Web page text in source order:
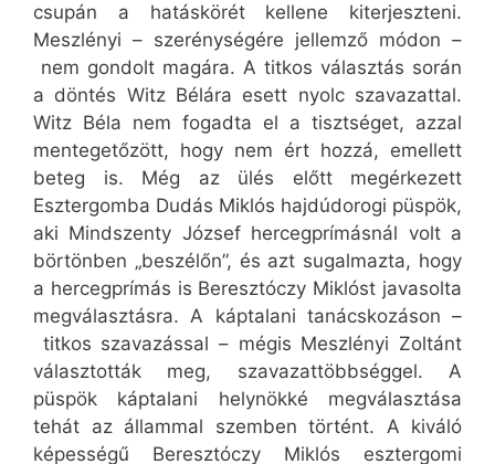
csupán a hatáskörét kellene kiterjeszteni.
Meszlényi – szerénységére jellemző módon –
nem gondolt magára. A titkos választás során
a döntés Witz Bélára esett nyolc szavazattal.
Witz Béla nem fogadta el a tisztséget, azzal
mentegetőzött, hogy nem ért hozzá, emellett
beteg is. Még az ülés előtt megérkezett
Esztergomba Dudás Miklós hajdúdorogi püspök,
aki Mindszenty József hercegprímásnál volt a
börtönben „beszélőn”, és azt sugalmazta, hogy
a hercegprímás is Beresztóczy Miklóst javasolta
megválasztásra. A káptalani tanácskozáson –
titkos szavazással – mégis Meszlényi Zoltánt
választották meg, szavazattöbbséggel. A
püspök káptalani helynökké megválasztása
tehát az állammal szemben történt. A kiváló
képességű Beresztóczy Miklós esztergomi